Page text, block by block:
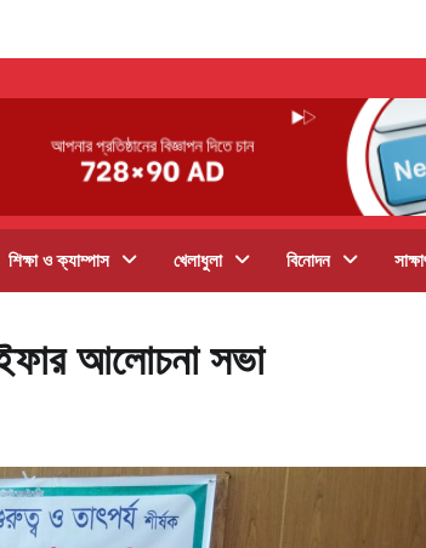
শিক্ষা ও ক্যাম্পাস খেলাধুলা বিনোদন
আলোচনা সভা